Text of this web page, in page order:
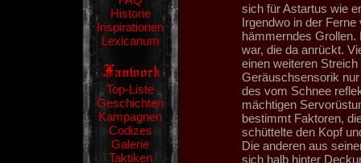
Historie
Inspirationen
Lexicanum
Top-Liste
Geschichten
Kampagnen
Codizes
Galerie
Taktiken
sich für Astartus wie
Irgendwo in der
hämmerndes Grollen.
war, die da anrückt.
einen weiteren
Geräuschsensorik
des vom Schnee
mächtigen
bestimmt Faktoren,
schüttelte den Kopf
Die anderen aus
sich halb hinter